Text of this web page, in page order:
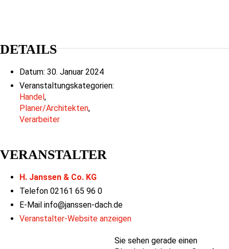
DETAILS
Datum: 30. Januar 2024
Veranstaltungskategorien:
Handel,
Planer/Architekten,
Verarbeiter
VERANSTALTER
H. Janssen & Co. KG
Telefon 02161 65 96 0
E-Mail info@janssen-dach.de
Veranstalter-Website anzeigen
Sie sehen gerade einen